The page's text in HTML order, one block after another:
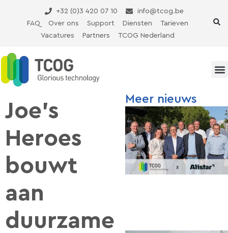
+32 (0)3 420 07 10
info@tcog.be
FAQ
Over ons Support Diensten
Tarieven
Vacatures
Partners TCOG Nederland
Joe’s
Heroes
bouwt
aan
duurzame
Meer nieuws